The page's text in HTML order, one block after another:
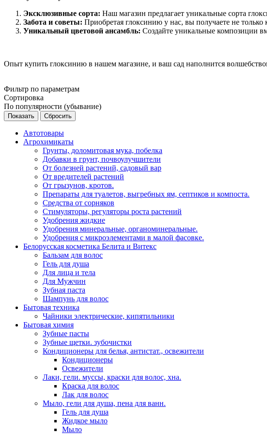
Эксклюзивные сорта: Наш магазин предлагает уникальные сорта
Забота и советы: Приобретая глоксинию у нас, вы получаете не
Уникальный цветовой ансамбль: Создайте уникальные композиции
Опыт купить глоксинию в нашем магазине, и ваш сад наполнится
Фильтр по параметрам
Сортировка
По популярности (убывание)
Сбросить
Автотовары
Агрохимикаты
Грунты, доломитовая мука, побелка
Добавки в грунт, почвоулучшители
От болезней растений, садовый вар
От вредителей растений
От грызунов, кротов.
Препараты для туалетов, выгребных ям, септиков и компоста.
Средства от сорняков
Стимуляторы, регуляторы роста растений
Удобрения жидкие
Удобрения минеральные, органоминеральные.
Удобрения с микроэлементами в малой фасовке.
Белорусская косметика Белита и Витекс
Бальзам для волос
Гель для душа
Для лица и тела
Для Мужчин
Зубная паста
Шампунь для волос
Бытовая техника
Чайники электрические, кипятильники
Бытовая химия
Зубные пасты
Зубные щетки. зубочистки
Кондиционеры для белья, антистат., освежители
Кондиционеры
Освежители
Лаки, гели. муссы, краски для волос, хна.
Краска для волос
Лак для волос
Мыло, гели для душа, пена для ванн.
Гель для душа
Жидкое мыло
Мыло